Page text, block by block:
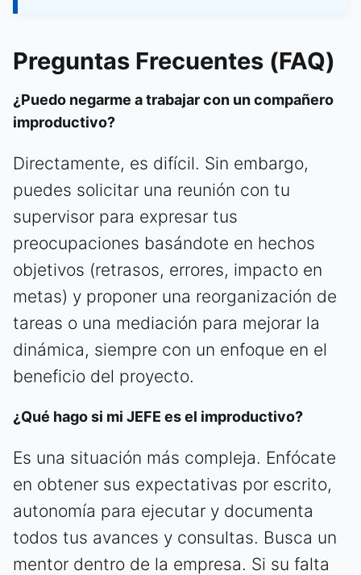
Preguntas Frecuentes (FAQ)
¿Puedo negarme a trabajar con un compañero
improductivo?
Directamente, es difícil. Sin embargo,
puedes solicitar una reunión con tu
supervisor para expresar tus
preocupaciones basándote en hechos
objetivos (retrasos, errores, impacto en
metas) y proponer una reorganización de
tareas o una mediación para mejorar la
dinámica, siempre con un enfoque en el
beneficio del proyecto.
¿Qué hago si mi JEFE es el improductivo?
Es una situación más compleja. Enfócate
en obtener sus expectativas por escrito,
autonomía para ejecutar y documenta
todos tus avances y consultas. Busca un
mentor dentro de la empresa. Si su falta